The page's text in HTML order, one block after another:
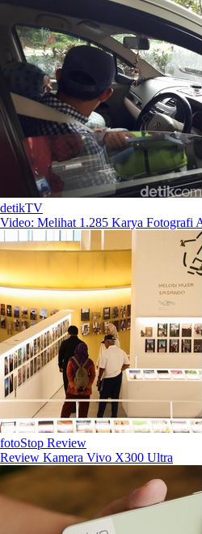
detikTV
Video: Melihat 1.285 Karya Fotografi
fotoStop Review
Review Kamera Vivo X300 Ultra